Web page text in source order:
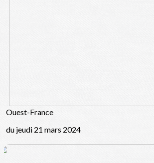
Ouest-France
du jeudi 21 mars 2024